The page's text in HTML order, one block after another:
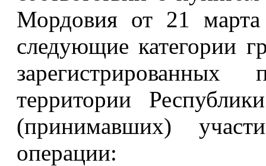
Мордовия от 21
следующие категории
территории
(принимавших)
операции: